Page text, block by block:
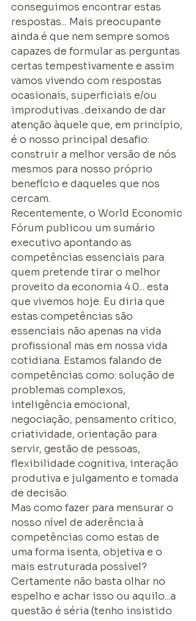
conseguimos encontrar estas
respostas... Mais preocupante
ainda é que nem sempre somos
capazes de formular as perguntas
certas tempestivamente e assim
vamos vivendo com respostas
ocasionais, superficiais e/ou
improdutivas...deixando de dar
atenção àquele que, em princípio,
é o nosso principal desafio:
construir a melhor versão de nós
mesmos para nosso próprio
benefício e daqueles que nos
cercam.
Recentemente, o World Economic
Fórum publicou um sumário
executivo apontando as
competências essenciais para
quem pretende tirar o melhor
proveito da economia 4.0... esta
que vivemos hoje. Eu diria que
estas competências são
essenciais não apenas na vida
profissional mas em nossa vida
cotidiana. Estamos falando de
competências como: solução de
problemas complexos,
inteligência emocional,
negociação, pensamento crítico,
criatividade, orientação para
servir, gestão de pessoas,
flexibilidade cognitiva, interação
produtiva e julgamento e tomada
de decisão.
Mas como fazer para mensurar o
nosso nível de aderência à
competências como estas de
uma forma isenta, objetiva e o
mais estruturada possível?
Certamente não basta olhar no
espelho e achar isso ou aquilo...a
questão é séria (tenho insistido